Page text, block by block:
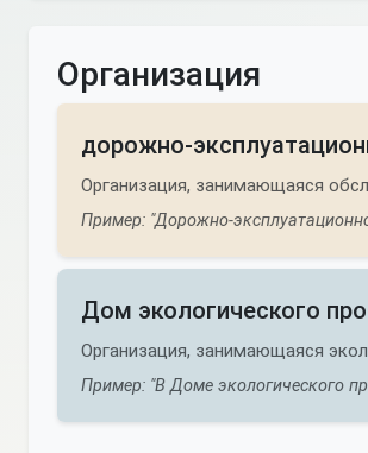
Организация
дорожно-
Организация, занимающаяся
Пример: "Дорожно-
Дом экологического
Организация, занимающаяся
Пример: "В Доме экологического